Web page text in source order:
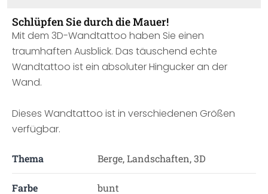
Schlüpfen Sie durch die Mauer!
Mit dem 3D-Wandtattoo haben Sie einen
traumhaften Ausblick. Das täuschend echte
Wandtattoo ist ein absoluter Hingucker an der
Wand.
Dieses Wandtattoo ist in verschiedenen Größen
verfügbar.
Thema Berge, Landschaften, 3D
Farbe bunt